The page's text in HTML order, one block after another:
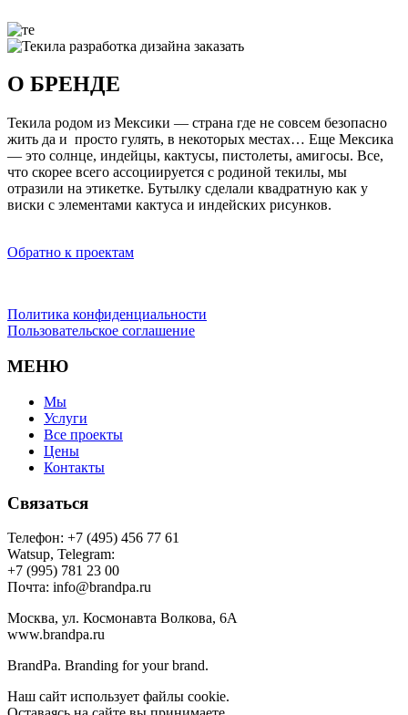
О БРЕНДЕ
Текила родом из Мексики — страна где не совсем безопасно
жить да и просто гулять, в некоторых местах… Еще Мексика
— это солнце, индейцы, кактусы, пистолеты, амигосы. Все,
что скорее всего ассоциируется с родиной текилы, мы
отразили на этикетке. Бутылку сделали квадратную как у
виски с элементами кактуса и индейских рисунков.
Обратно к проектам
Политика конфиденциальности
Пользовательское соглашение
МЕНЮ
Мы
Услуги
Все проекты
Цены
Контакты
Связаться
Телефон: +7 (495) 456 77 61
Watsup, Telegram:
+7 (995) 781 23 00
Почта: info@brandpa.ru
Москва, ул. Космонавта Волкова, 6А
www.brandpa.ru
BrandPa. Branding for your brand.
Наш сайт использует файлы cookie.